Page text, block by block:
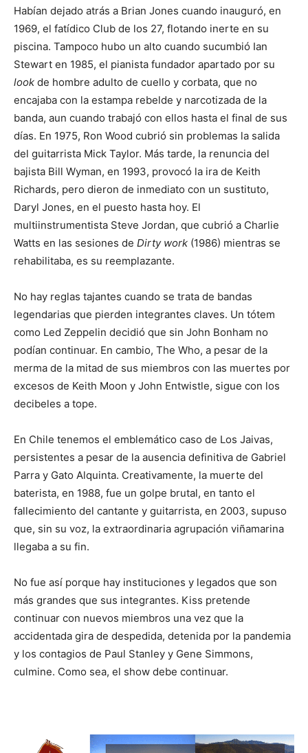
Habían dejado atrás a Brian Jones cuando inauguró, en
1969, el fatídico Club de los 27, flotando inerte en su
piscina. Tampoco hubo un alto cuando sucumbió Ian
Stewart en 1985, el pianista fundador apartado por su
look de hombre adulto de cuello y corbata, que no
encajaba con la estampa rebelde y narcotizada de la
banda, aun cuando trabajó con ellos hasta el final de sus
días. En 1975, Ron Wood cubrió sin problemas la salida
del guitarrista Mick Taylor. Más tarde, la renuncia del
bajista Bill Wyman, en 1993, provocó la ira de Keith
Richards, pero dieron de inmediato con un sustituto,
Daryl Jones, en el puesto hasta hoy. El
multiinstrumentista Steve Jordan, que cubrió a Charlie
Watts en las sesiones de Dirty work (1986) mientras se
rehabilitaba, es su reemplazante.
No hay reglas tajantes cuando se trata de bandas
legendarias que pierden integrantes claves. Un tótem
como Led Zeppelin decidió que sin John Bonham no
podían continuar. En cambio, The Who, a pesar de la
merma de la mitad de sus miembros con las muertes por
excesos de Keith Moon y John Entwistle, sigue con los
decibeles a tope.
En Chile tenemos el emblemático caso de Los Jaivas,
persistentes a pesar de la ausencia definitiva de Gabriel
Parra y Gato Alquinta. Creativamente, la muerte del
baterista, en 1988, fue un golpe brutal, en tanto el
fallecimiento del cantante y guitarrista, en 2003, supuso
que, sin su voz, la extraordinaria agrupación viñamarina
llegaba a su fin.
No fue así porque hay instituciones y legados que son
más grandes que sus integrantes. Kiss pretende
continuar con nuevos miembros una vez que la
accidentada gira de despedida, detenida por la pandemia
y los contagios de Paul Stanley y Gene Simmons,
culmine. Como sea, el show debe continuar.